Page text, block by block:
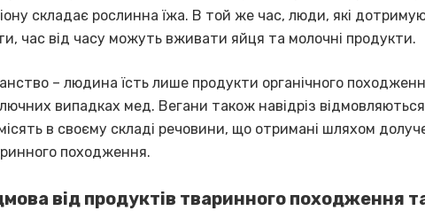
складає рослинна їжа. В той же час, люди, які
час від часу можуть вживати яйця та молочні продукти.
– людина їсть лише продукти органічного
випадках мед. Вегани також навідріз відмовляються
місять в своєму складі речовини, що отримані шляхом
походження.
від продуктів тваринного походження